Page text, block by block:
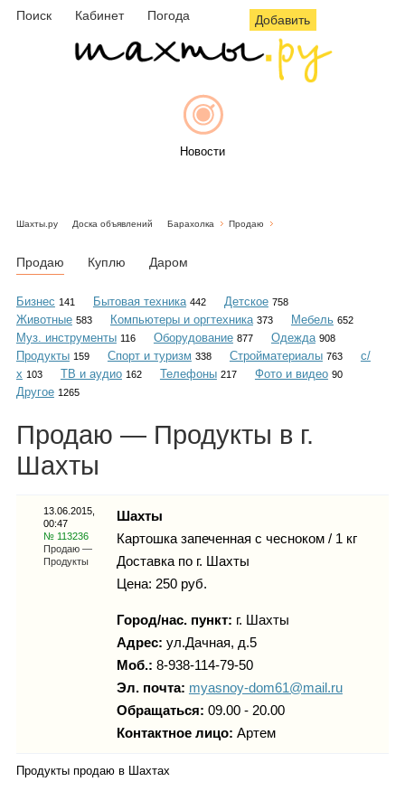
Поиск Кабинет Погода Добавить
Новости
Объявления
Гороскоп
Карты
Шахты.ру Доска объявлений Барахолка Продаю
Продаю Куплю Даром
Бизнес 141 Бытовая техника 442 Детское 758
Животные 583 Компьютеры и оргтехника 373 Мебель 652
Муз. инструменты 116 Оборудование 877 Одежда 908
Продукты 159 Спорт и туризм 338 Стройматериалы 763
с/
х 103 ТВ и аудио 162 Телефоны 217 Фото и видео 90
Другое 1265
Продаю — Продукты в г.
Шахты
13.06.2015,
00:47
№ 113236
Продаю —
Продукты
Шахты
Картошка запеченная с чесноком / 1 кг
Доставка по г. Шахты
Цена: 250 руб.
Город/нас. пункт: г. Шахты
Адрес: ул.Дачная, д.5
Моб.: 8-938-114-79-50
Эл. почта: myasnoy-dom61@mail.ru
Обращаться: 09.00 - 20.00
Контактное лицо: Артем
Продукты продаю в Шахтах